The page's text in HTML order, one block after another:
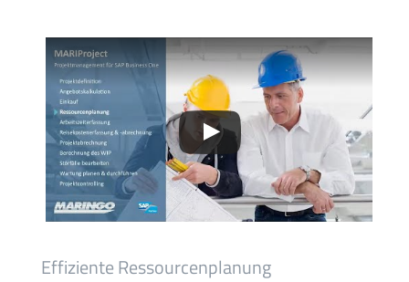
Effiziente Ressourcenplanung